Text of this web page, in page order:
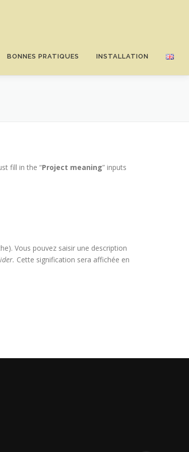
BONNES PRATIQUES INSTALLATION
fill in the “Project meaning” inputs
Vous pouvez saisir une description
Cette signification sera affichée en